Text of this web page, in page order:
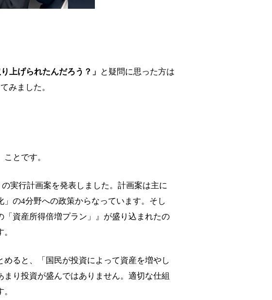
上げられたんだろう？」
と疑問に思った方は
みました。
とです。
実行計画案を発表しました。計画案は主に
」の4分野への政策からなっています。そし
資産所得倍増プラン」』が盛り込まれたの
めると、「国民が投資によって資産を増やし
り投資が盛んではありません。適切な仕組